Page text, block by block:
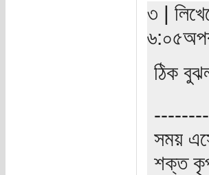
৩ |
ঠিক
সময়
শক্ত